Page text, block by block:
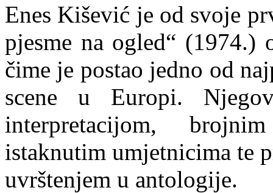
Enes Kišević je od svoje
pjesme na ogled“ (1974.)
čime je postao jedno od
scene u Europi.
interpretacijom,
istaknutim umjetnicima te
uvrštenjem u antologije.